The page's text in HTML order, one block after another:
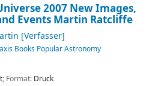
2007 New Images,
EventsMartin Ratcliffe
[Verfasser]
Books Popular Astronomy
; Format: Druck